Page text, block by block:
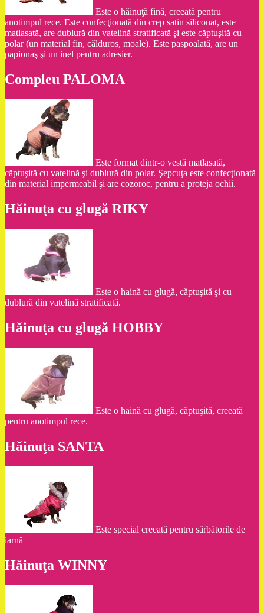
Este o hăinuţă fină, creeată pentru
anotimpul rece. Este confecţionată din crep satin siliconat, este
matlasată, are dublură din vatelină stratificată şi este căptuşită cu
polar (un material fin, călduros, moale). Este paspoalată, are un
papionaş şi un inel pentru adresier.
Compleu PALOMA
Este format dintr-o vestă matlasată,
căptuşită cu vatelină şi dublură din polar. Şepcuţa este confecţionată
din material impermeabil şi are cozoroc, pentru a proteja ochii.
Hăinuţa cu glugă RIKY
Este o haină cu glugă, căptuşită şi cu
dublură din vatelină stratificată.
Hăinuţa cu glugă HOBBY
Este o haină cu glugă, căptuşită, creeată
pentru anotimpul rece.
Hăinuţa SANTA
Este special creeată pentru sărbătorile de
iarnă
Hăinuţa WINNY